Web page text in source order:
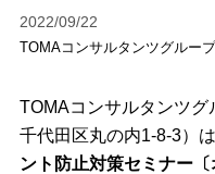
2022/09/22
TOMAコンサルタンツグルー
TOMAコンサルタンツ
千代田区丸の内1-8-3）は
ント防止対策セミナー〔